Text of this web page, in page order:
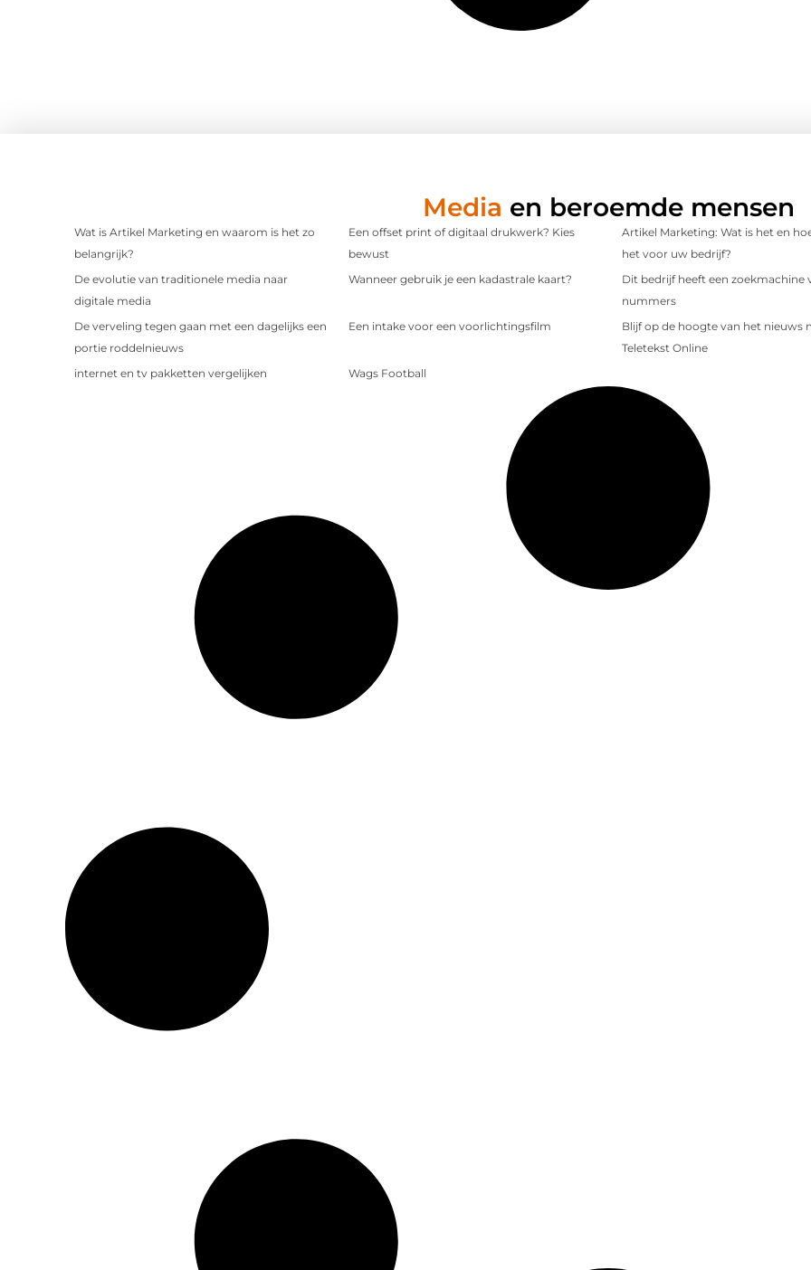
Media en beroemde mensen
Wat is Artikel Marketing en waarom is het zo
belangrijk?
Een offset print of digitaal drukwerk? Kies
bewust
Artikel Marketing: Wat is het en
het voor uw bedrijf?
De evolutie van traditionele media naar
digitale media
Wanneer gebruik je een kadastrale kaart?
Dit bedrijf heeft een zoekmachine
nummers
De verveling tegen gaan met een dagelijks een
portie roddelnieuws
Een intake voor een voorlichtingsfilm
Blijf op de hoogte van het nieuws
Teletekst Online
internet en tv pakketten vergelijken
Wags Football